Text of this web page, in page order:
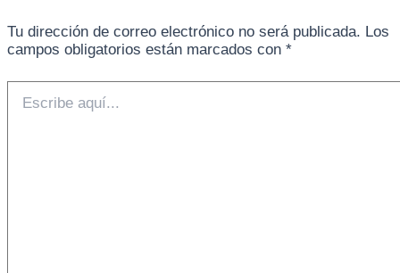
Tu dirección de correo electrónico no será publicada. Los
campos obligatorios están marcados con *
aquí...